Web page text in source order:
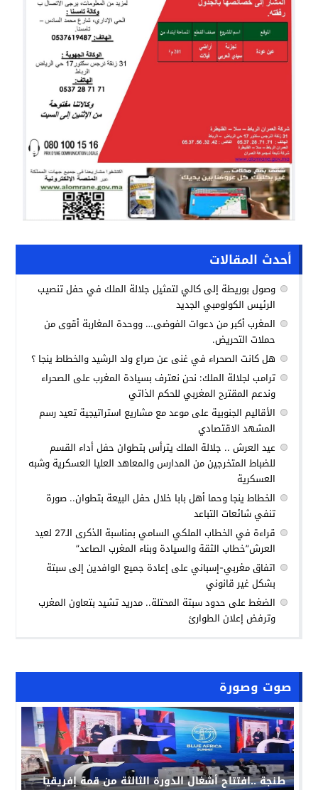
صوت وصورة
طنجة ..افتتاح أشغال الدورة الثالثة من قمة إفريقيا
أحدث المقالات
وصول بوريطة إلى كالي لتمثيل جلالة الملك في حفل تنصيب
الرئيس الكولومبي الجديد
المغرب أكبر من دعوات الفوضى… ووحدة المغاربة أقوى من
حملات التحريض.
هل كانت الصحراء في غنى عن صراع ولد الرشيد والخطاط ينجا ؟
ترامب لجلالة الملك: نحن نعترف بسيادة المغرب على الصحراء
وندعم المقترح المغربي للحكم الذاتي
الأقاليم الجنوبية على موعد مع مشاريع استراتيجية تعيد رسم
المشهد الاقتصادي
عيد العرش .. جلالة الملك يترأس بتطوان حفل أداء القسم
للضباط المتخرجين من المدارس والمعاهد العليا العسكرية وشبه
العسكرية
الخطاط ينجا وحما أهل بابا خلال حفل البيعة بتطوان.. صورة
تنفي شائعات التباعد
قراءة في الخطاب الملكي السامي بمناسبة الذكرى الـ27 لعيد
العرش”خطاب الثقة والسيادة وبناء المغرب الصاعد”
اتفاق مغربي-إسباني على إعادة جميع الوافدين إلى سبتة
بشكل غير قانوني
الضغط على حدود سبتة المحتلة.. مدريد تشيد بتعاون المغرب
وترفض إعلان الطوارئ